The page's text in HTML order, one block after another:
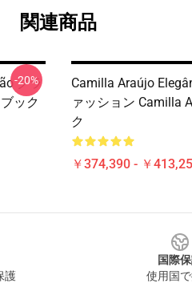
関連商品
グラ
ック
-20%
Camilla Araújo
ァッション Camilla
ク
￥374,390 - ￥
護
国際
使用国